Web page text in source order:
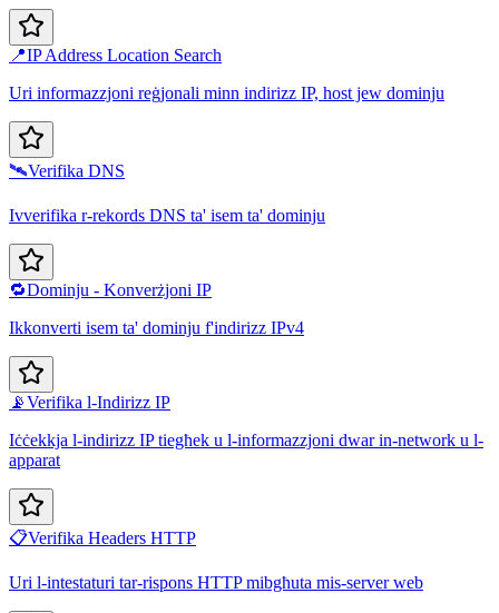
📍IP Address Location Search
Uri informazzjoni reġjonali minn indirizz IP, host jew dominju
🛰️Verifika DNS
Ivverifika r-rekords DNS ta' isem ta' dominju
🔁Dominju - Konverżjoni IP
Ikkonverti isem ta' dominju f'indirizz IPv4
📡Verifika l-Indirizz IP
Iċċekkja l-indirizz IP tiegħek u l-informazzjoni dwar in-network u l-
apparat
📋Verifika Headers HTTP
Uri l-intestaturi tar-rispons HTTP mibgħuta mis-server web